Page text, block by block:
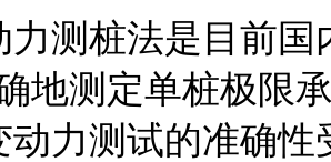
力测桩法是目前
地测定单桩极限
动力测试的准确